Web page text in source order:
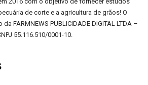
de corte e a agricultura de grãos! O
FARMNEWS PUBLICIDADE DIGITAL LTDA –
55.116.510/0001-10.